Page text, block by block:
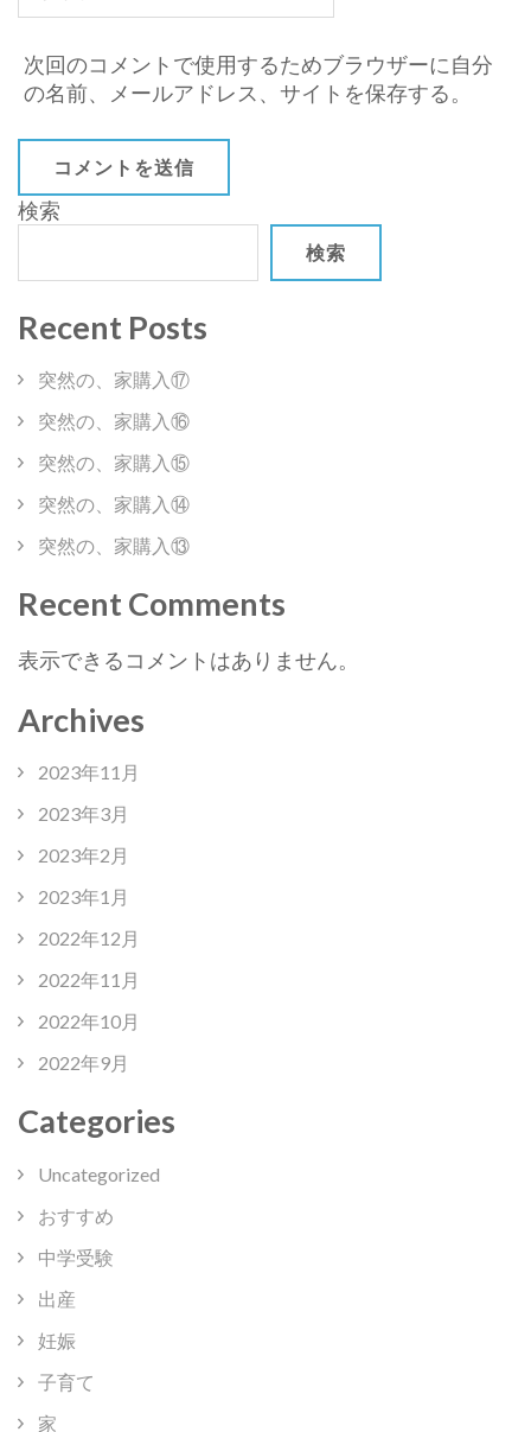
次回のコメントで使用するためブラウザーに自分
の名前、メールアドレス、サイトを保存する。
検索
検索
Recent Posts
突然の、家購入⑰
突然の、家購入⑯
突然の、家購入⑮
突然の、家購入⑭
突然の、家購入⑬
Recent Comments
表示できるコメントはありません。
Archives
2023年11月
2023年3月
2023年2月
2023年1月
2022年12月
2022年11月
2022年10月
2022年9月
Categories
Uncategorized
おすすめ
中学受験
出産
妊娠
子育て
家